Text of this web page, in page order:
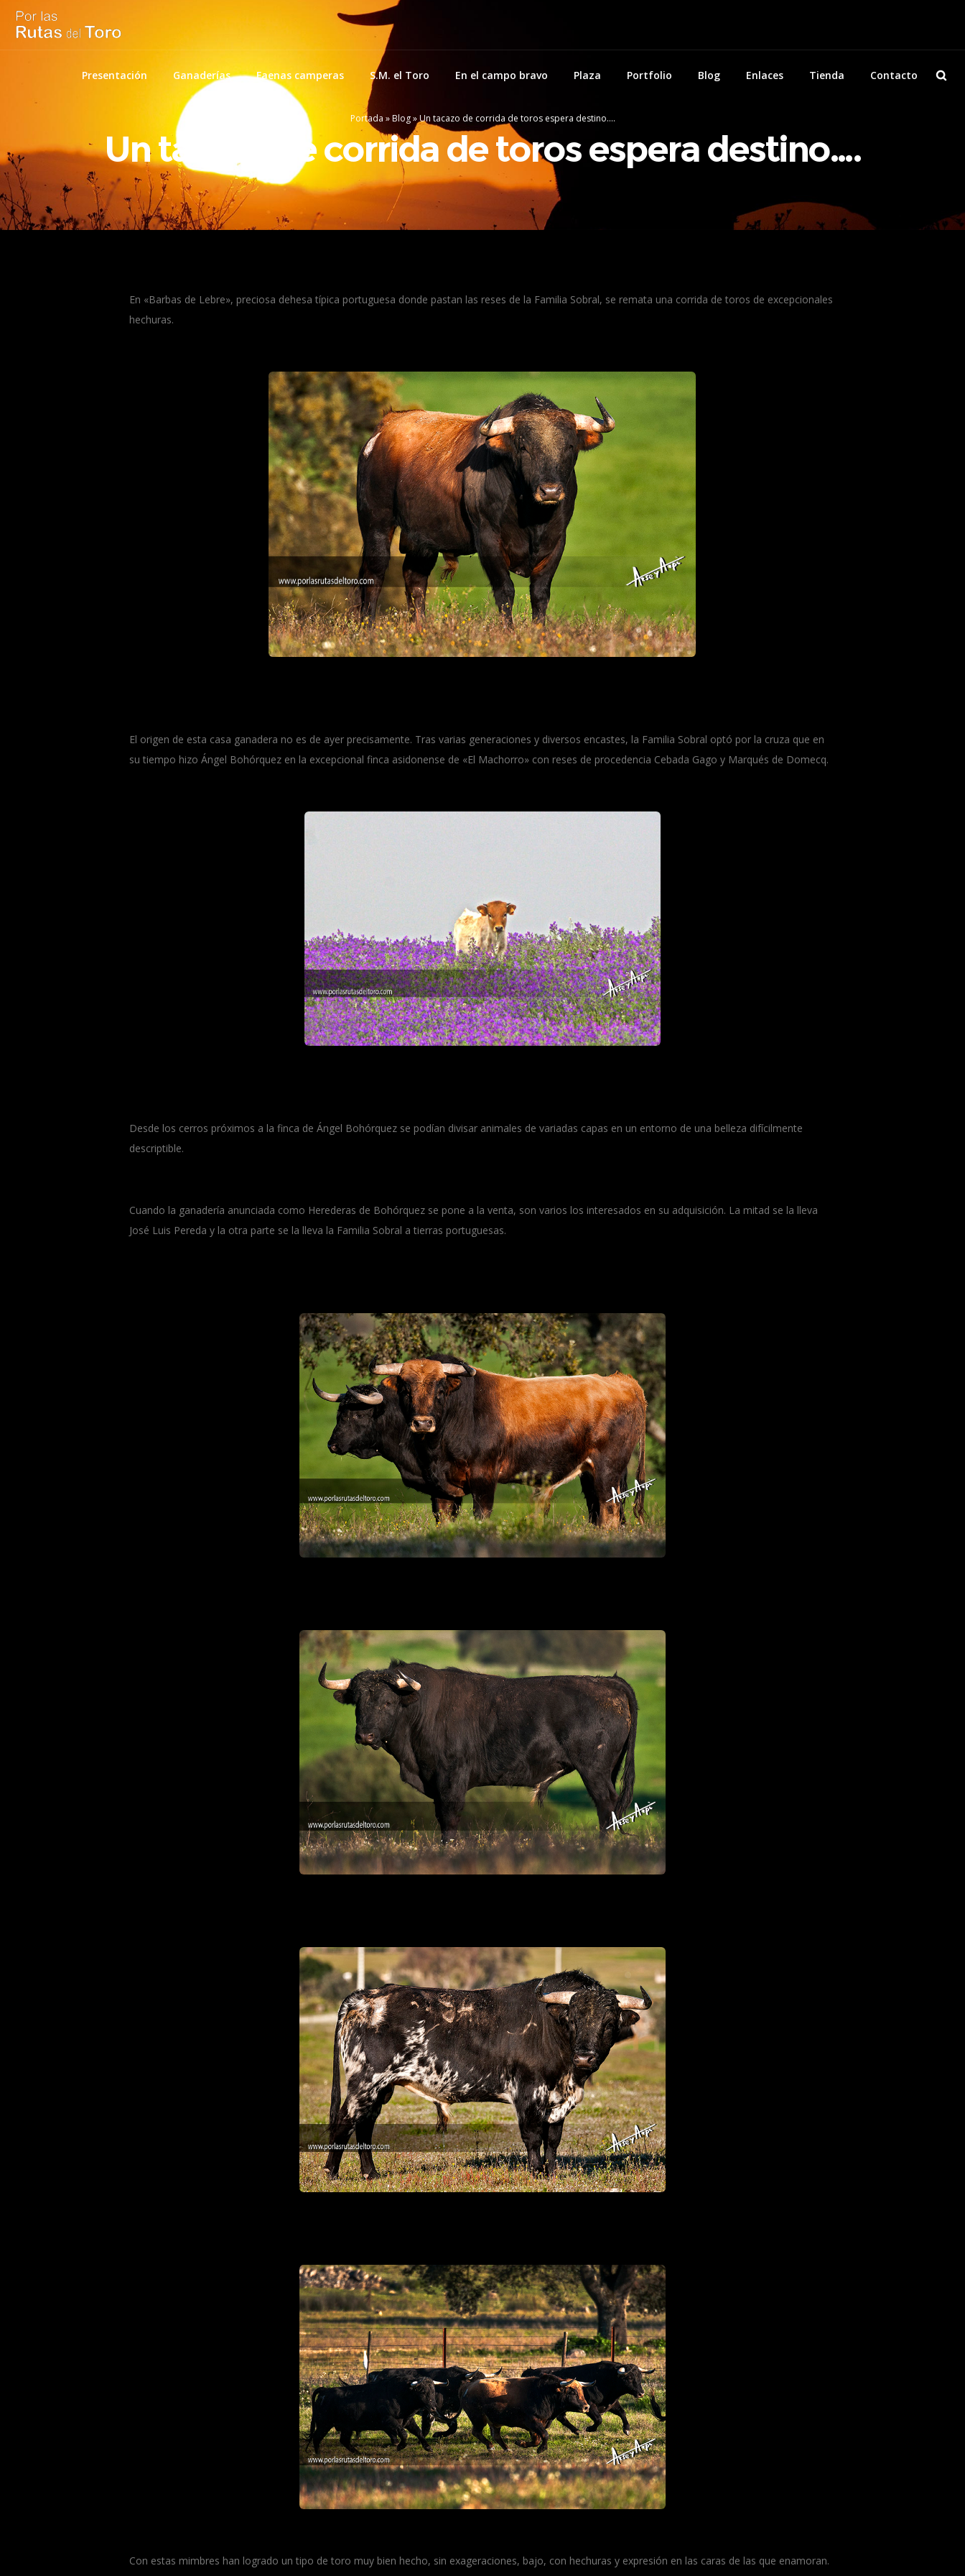
Presentación Ganaderías Faenas camperas S.M. el Toro En el campo bravo Plaza Portfolio Blog Enlaces Tienda Contacto
Portada »Blog»Un tacazo de corrida de toros espera destino….
Un tacazo de corrida de toros espera destino….
En «Barbas de Lebre», preciosa dehesa típica portuguesa donde pastan las reses de la Familia Sobral, se remata una corrida de toros de excepcionales
hechuras.
El origen de esta casa ganadera no es de ayer precisamente. Tras varias generaciones y diversos encastes, la Familia Sobral optó por la cruza que en
su tiempo hizo Ángel Bohórquez en la excepcional finca asidonense de «El Machorro» con reses de procedencia Cebada Gago y Marqués de Domecq.
Desde los cerros próximos a la finca de Ángel Bohórquez se podían divisar animales de variadas capas en un entorno de una belleza difícilmente
descriptible.
Cuando la ganadería anunciada como Herederas de Bohórquez se pone a la venta, son varios los interesados en su adquisición. La mitad se la lleva
José Luis Pereda y la otra parte se la lleva la Familia Sobral a tierras portuguesas.
Con estas mimbres han logrado un tipo de toro muy bien hecho, sin exageraciones, bajo, con hechuras y expresión en las caras de las que enamoran.